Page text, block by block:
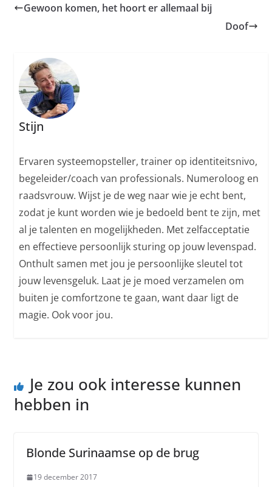
Gewoon komen, het hoort er allemaal bij
Doof
Stijn
Ervaren systeemopsteller, trainer op identiteitsnivo,
begeleider/coach van professionals. Numeroloog en
raadsvrouw. Wijst je de weg naar wie je echt bent,
zodat je kunt worden wie je bedoeld bent te zijn, met
al je talenten en mogelijkheden. Met zelfacceptatie
en effectieve persoonlijk sturing op jouw levenspad.
Onthult samen met jou je persoonlijke sleutel tot
jouw levensgeluk. Laat je je moed verzamelen om
buiten je comfortzone te gaan, want daar ligt de
magie. Ook voor jou.
Je zou ook interesse kunnen
hebben in
Blonde Surinaamse op de brug
19 december 2017